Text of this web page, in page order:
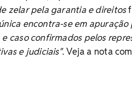
zelar pela garantia e direitosf
encontra-se em
caso confirmados pelos
e judiciais". Veja a nota